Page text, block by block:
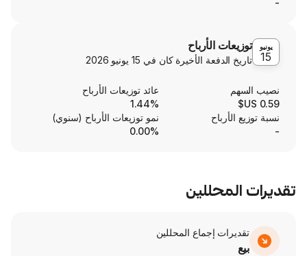
الأرباح
الأخيرة كان في15 يونيو 2026
عائد توزيعات الأرباح
نمو توزيعات الأرباح (سنوي)
إجماع المحللين